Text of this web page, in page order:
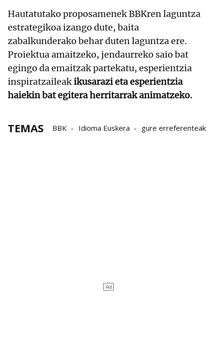
Hautatutako proposamenek BBKren laguntza
estrategikoa izango dute, baita
zabalkunderako behar duten laguntza ere.
Proiektua amaitzeko, jendaurreko saio bat
egingo da emaitzak partekatu, esperientzia
inspiratzaileakikusarazi eta esperientzia
haiekin bat egitera herritarrak animatzeko.
TEMAS BBK Idioma Euskera gure erreferenteak